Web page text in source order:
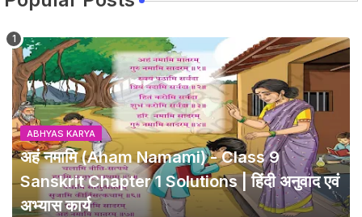
ABHYAS KARYA
अहं नमामि (Aham Namami) - Class 9
Sanskrit Chapter 1 Solutions | हिंदी अनुवाद एवं
अभ्यास कार्य